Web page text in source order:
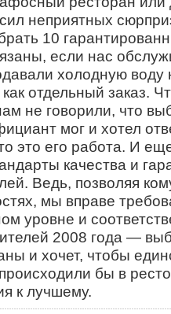
неприятных
10
если нас
холодную воду
отдельный заказ.
не говорили, что
мог и хотел
это его работа. И
качества и
Ведь, позволяя
мы вправе
уровне и
2008 года —
и хочет, чтобы
бы в
к лучшему.